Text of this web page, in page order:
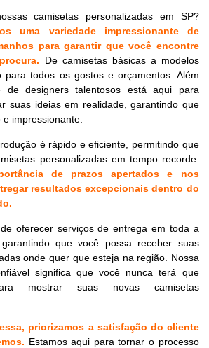
camisetas personalizadas em SP?
uma variedade impressionante de
para garantir que você encontre
De camisetas básicas a modelos
para todos os gostos e orçamentos. Além
de designers talentosos está aqui para
suas ideias em realidade, garantindo que
impressionante.
é rápido e eficiente, permitindo que
personalizadas em tempo recorde.
de prazos apertados e nos
resultados excepcionais dentro do
oferecer serviços de entrega em toda a
que você possa receber suas
onde quer que esteja na região. Nossa
significa que você nunca terá que
mostrar suas novas camisetas
priorizamos a satisfação do cliente
Estamos aqui para tornar o processo